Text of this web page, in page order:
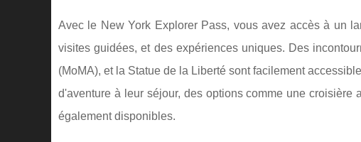
Avec le New York Explorer Pass, vous avez accès à un
visites guidées, et des expériences uniques. Des
(MoMA), et la Statue de la Liberté sont facilement
d'aventure à leur séjour, des options comme une
également disponibles.